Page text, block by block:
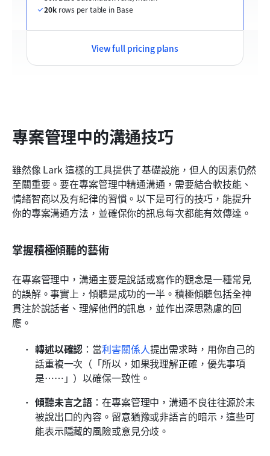
20k rows per table in Base
View full pricing plans
專案管理中的溝通技巧
雖然像 Lark 這樣的工具提供了基礎設施，但人的因素仍然
至關重要。要在專案管理中精通溝通，需要結合軟技能、
情緒智商以及有紀律的習慣。以下是可行的技巧，能提升
你的專案溝通方法，並確保你的訊息每次都能有效傳達。
掌握積極傾聽的藝術
在專案管理中，溝通主要是說話或寫作的觀念是一種常見
的誤解。事實上，傾聽是成功的一半。積極傾聽包括全神
貫注於說話者、理解他們的訊息，並作出深思熟慮的回
應。
轉述以確認 ：當利害關係人提出需求時，用你自己的
話重複一次（「所以，如果我理解正確，優先事項
是……」）以確保一致性。
傾聽未言之語 ：在專案管理中，溝通不良往往源於未
被說出口的內容。留意猶豫或非語言的暗示，這些可
能表示隱藏的風險或意見分歧。